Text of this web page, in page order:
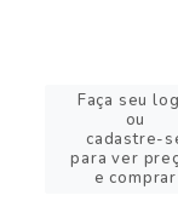
Faça seu
ou
cadastre-
para ver
e comprar